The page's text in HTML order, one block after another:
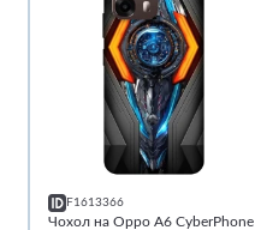
F1613366
Чохол на Oppo A6 CyberPhone